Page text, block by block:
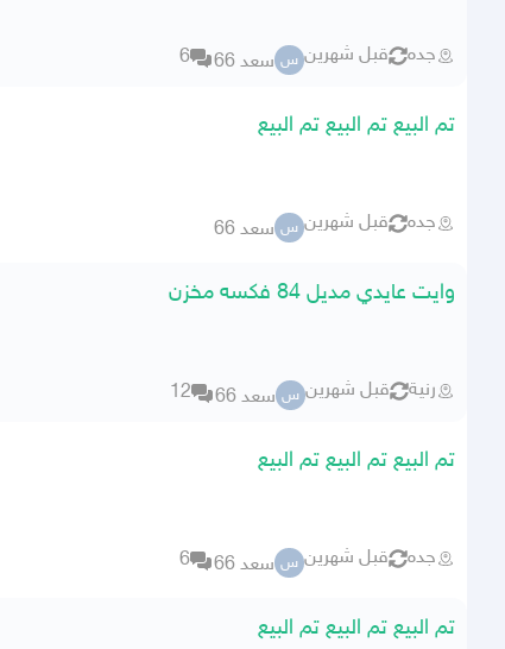
جده قبل شهرين س سعد 66 6
تم البيع تم البيع تم البيع
جده قبل شهرين س سعد 66
وايت عايدي مديل 84 فكسه مخزن
رنية قبل شهرين س سعد 66 12
تم البيع تم البيع تم البيع
جده قبل شهرين س سعد 66 6
تم البيع تم البيع تم البيع